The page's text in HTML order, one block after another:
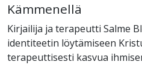
Kämmenellä
Kirjailija ja terapeutti Salme
identiteetin löytämiseen
terapeuttisesti kasvua